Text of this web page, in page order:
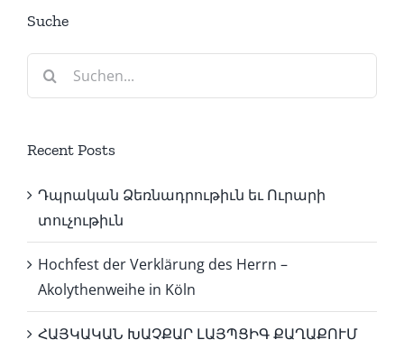
Suche
Suche
Recent Posts
Դպրական Ձեռնադրութիւն եւ Ուրարի
տուչութիւն
Hochfest der Verklärung des Herrn –
Akolythenweihe in Köln
ՀԱՅԿԱԿԱՆ ԽԱՉՔԱՐ ԼԱՅՊՑԻԳ ՔԱՂԱՔՈՒՄ